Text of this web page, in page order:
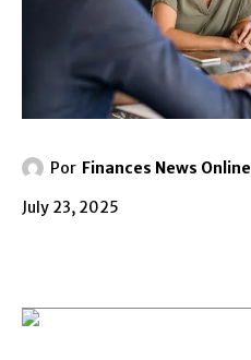
Por Finances News Online
July 23, 2025